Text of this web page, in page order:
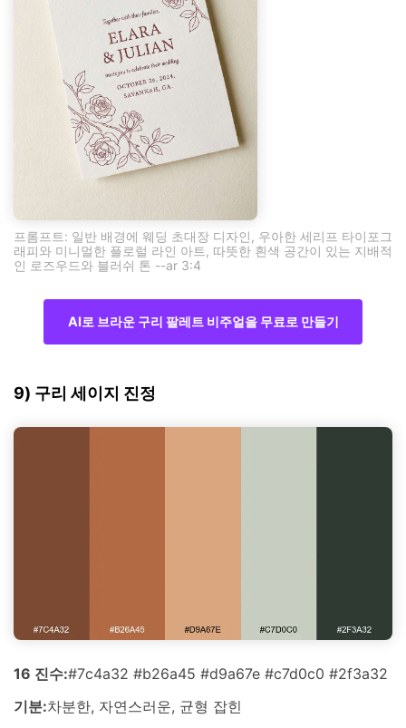
프롬프트: 일반 배경에 웨딩 초대장 디자인, 우아한 세리프 타이포그
래피와 미니멀한 플로럴 라인 아트, 따뜻한 흰색 공간이 있는 지배적
인 로즈우드와 블러쉬 톤 --ar 3:4
AI로 브라운 구리 팔레트 비주얼을 무료로 만들기
9) 구리 세이지 진정
16 진수:#7c4a32 #b26a45 #d9a67e #c7d0c0 #2f3a32
기분:차분한, 자연스러운, 균형 잡힌